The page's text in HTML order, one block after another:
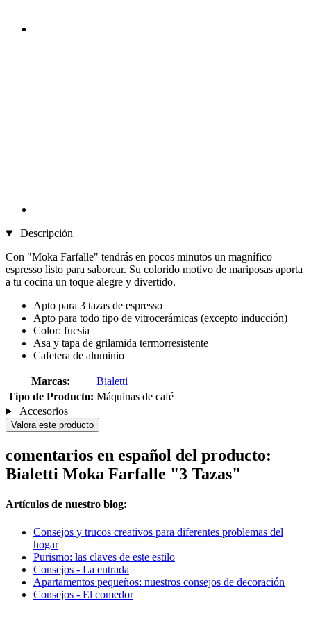
Descripción
Con "Moka Farfalle" tendrás en pocos minutos un magnífico
espresso listo para saborear. Su colorido motivo de mariposas aporta
a tu cocina un toque alegre y divertido.
Apto para 3 tazas de espresso
Apto para todo tipo de vitrocerámicas (excepto inducción)
Color: fucsia
Asa y tapa de grilamida termorresistente
Cafetera de aluminio
Marcas:
Bialetti
Tipo de Producto: Máquinas de café
Accesorios
Valora este producto
comentarios en español del producto:
Bialetti Moka Farfalle "3 Tazas"
Artículos de nuestro blog:
Consejos y trucos creativos para diferentes problemas del
hogar
Purismo: las claves de este estilo
Consejos - La entrada
Apartamentos pequeños: nuestros consejos de decoración
Consejos - El comedor